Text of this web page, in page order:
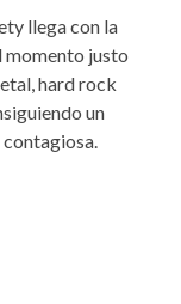
llega con la
momento justo
hard rock
un